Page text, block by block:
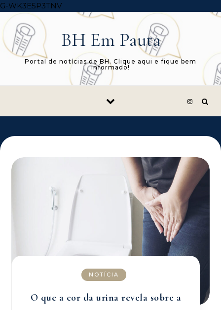
G-WK3E5P3TNVSkip to content
BH Em Pauta
Portal de notícias de BH. Clique aqui e fique bem
informado!
NOTÍCIA
O que a cor da urina revela sobre a